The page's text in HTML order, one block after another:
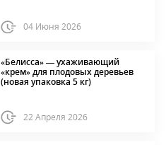
04 Июня 2026
«Белисса» — ухаживающий
«крем» для плодовых деревьев
(новая упаковка 5 кг)
22 Апреля 2026